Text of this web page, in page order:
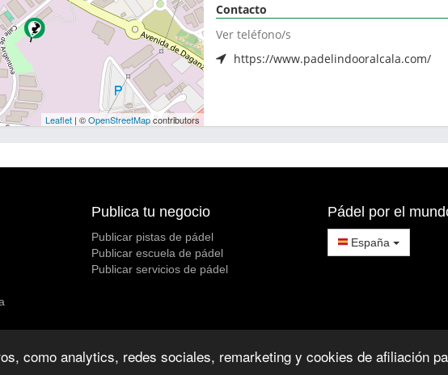
como analytics, redes sociales, remarketing y cookies de afiliación
Leaflet | ©OpenStreetMapcontributors
Contacto
Ver teléfono/s
https://www.padelindooralcala.com/
Publica tu negocio
Publicar pistas de pádel
Publicar escuela de pádel
Publicar servicios de pádel
Pádel por el
España
© Padelen [pistas de pádel en padelen.com] 2026 Política de Privacidad Política